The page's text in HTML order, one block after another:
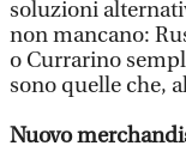
soluzioni
non mancano:
o Currarino
sono quelle che,
Nuovo